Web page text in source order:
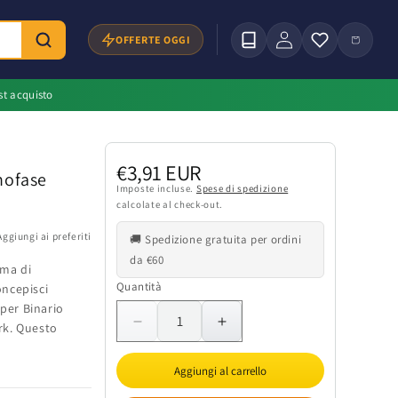
OFFERTE OGGI Accedi Carrello
acquisto
ai preferiti
di
Binario
Questo
Prezzo
di
listino
€3,91 EUR
Imposte incluse. Spese di spedizione
calcolate al check-out.
🚚 Spedizione gratuita per ordini
da €60
Quantità
Quantità
Diminuisci
quantità
Adattatore
Aumenta
quantità
per
Adattatore
Aggiungi al carrello